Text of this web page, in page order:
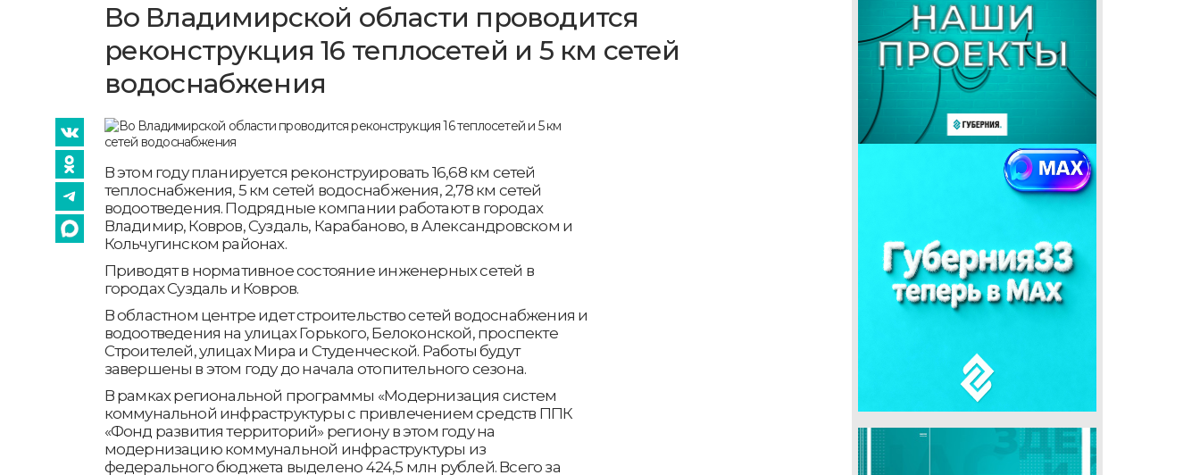
Во Владимирской области проводится
реконструкция 16 теплосетей и 5 км сетей
водоснабжения
В этом году планируется реконструировать 16,68 км сетей
теплоснабжения, 5 км сетей водоснабжения, 2,78 км сетей
водоотведения. Подрядные компании работают в городах
Владимир, Ковров, Суздаль, Карабаново, в Александровском и
Кольчугинском районах.
Приводят в нормативное состояние инженерных сетей в
городах Суздаль и Ковров.
В областном центре идет строительство сетей водоснабжения и
водоотведения на улицах Горького, Белоконской, проспекте
Строителей, улицах Мира и Студенческой. Работы будут
завершены в этом году до начала отопительного сезона.
В рамках региональной программы «Модернизация систем
коммунальной инфраструктуры с привлечением средств ППК
«Фонд развития территорий» региону в этом году на
модернизацию коммунальной инфраструктуры из
федерального бюджета выделено 424,5 млн рублей. Всего за